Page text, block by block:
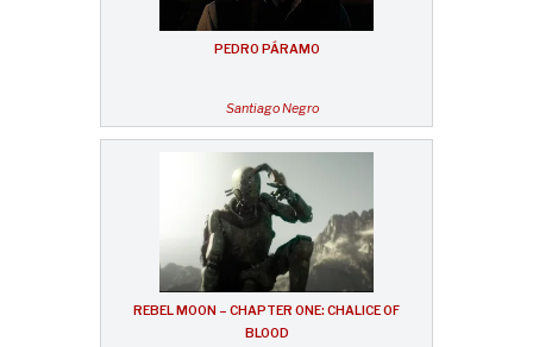
PEDRO PÁRAMO
Santiago Negro
REBEL MOON – CHAPTER ONE: CHALICE OF
BLOOD